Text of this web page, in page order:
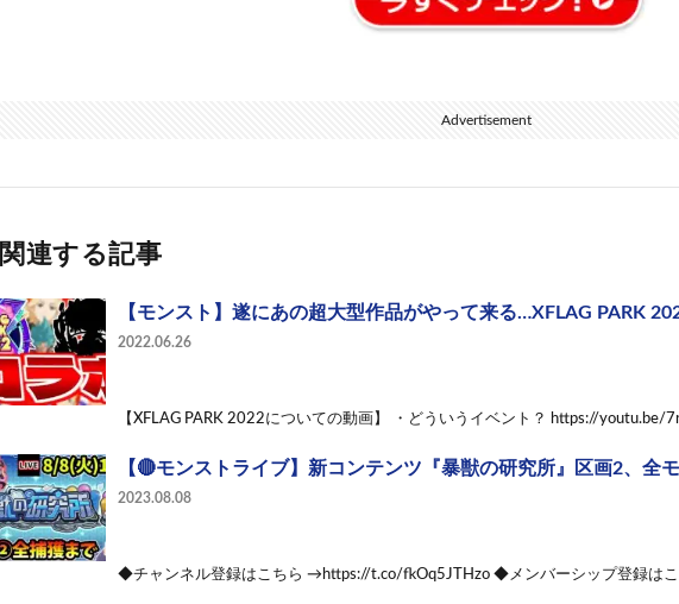
Advertisement
関連する記事
【モンスト】遂にあの超大型作品がやって来る…XFLAG PARK
2022.06.26
【XFLAG PARK 2022についての動画】 ・どういうイベント？ https://
【🔴モンストライブ】新コンテンツ『暴獣の研究所』区画2、全
2023.08.08
◆チャンネル登録はこちら →https://t.co/fkOq5JTHzo ◆メンバーシップ登録は